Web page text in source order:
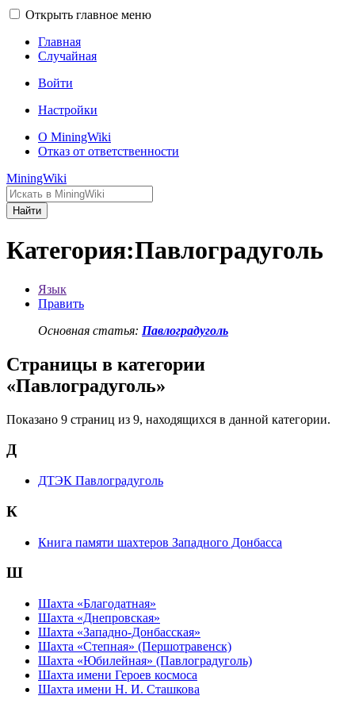
Открыть главное меню
Главная
Случайная
Войти
Настройки
О MiningWiki
Отказ от ответственности
MiningWiki
Найти
Категория:Павлоградуголь
Язык
Править
Основная статья: Павлоградуголь
Страницы в категории
«Павлоградуголь»
Показано 9 страниц из 9, находящихся в данной категории.
Д
ДТЭК Павлоградуголь
К
Книга памяти шахтеров Западного Донбасса
Ш
Шахта «Благодатная»
Шахта «Днепровская»
Шахта «Западно-Донбасская»
Шахта «Степная» (Першотравенск)
Шахта «Юбилейная» (Павлоградуголь)
Шахта имени Героев космоса
Шахта имени Н. И. Сташкова